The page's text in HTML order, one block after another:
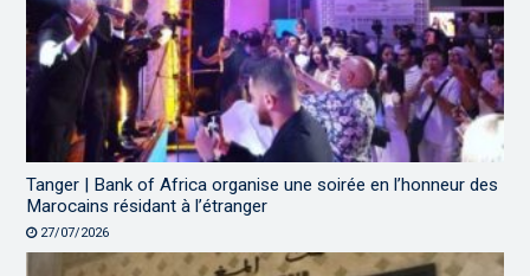
Tanger | Bank of Africa organise une soirée en l’honneur des
Marocains résidant à l’étranger
27/07/2026